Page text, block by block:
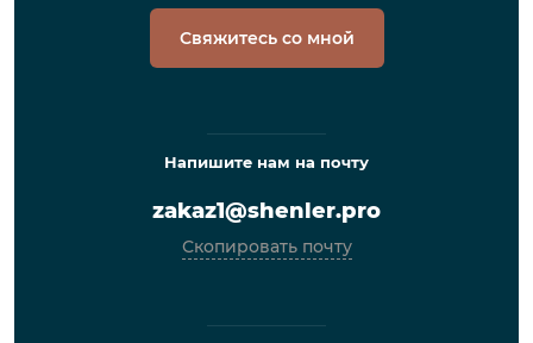
Свяжитесь со мной
Напишите нам на почту
zakaz1@shenler.pro
Скопировать почту